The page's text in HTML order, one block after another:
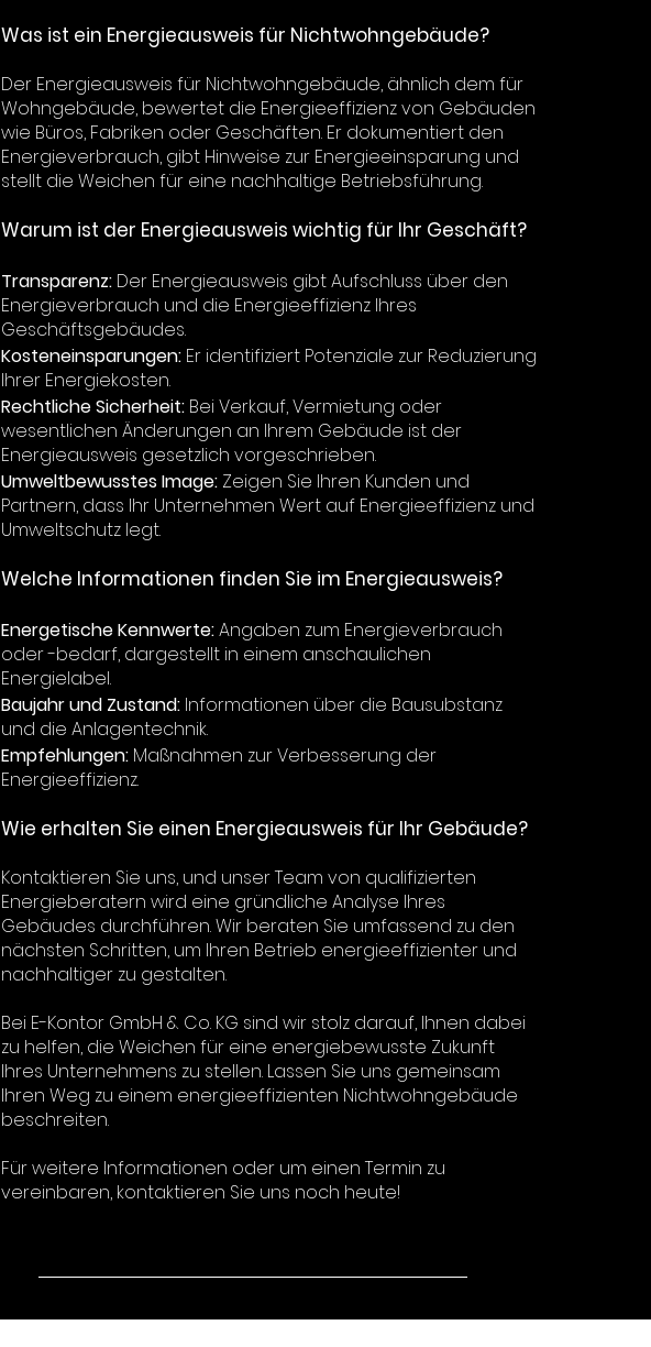
Was ist ein Energieausweis für Nichtwohngebäude?
Der Energieausweis für Nichtwohngebäude, ähnlich dem für
Wohngebäude, bewertet die Energieeffizienz von Gebäuden
wie Büros, Fabriken oder Geschäften. Er dokumentiert den
Energieverbrauch, gibt Hinweise zur Energieeinsparung und
stellt die Weichen für eine nachhaltige Betriebsführung.
Warum ist der Energieausweis wichtig für Ihr Geschäft?
Transparenz:Der Energieausweis gibt Aufschluss über den
Energieverbrauch und die Energieeffizienz Ihres
Geschäftsgebäudes.
Kosteneinsparungen: Er identifiziert Potenziale zur Reduzierung
Ihrer Energiekosten.
Rechtliche Sicherheit: Bei Verkauf, Vermietung oder
wesentlichen Änderungen an Ihrem Gebäude ist der
Energieausweis gesetzlich vorgeschrieben.
Umweltbewusstes Image:Zeigen Sie Ihren Kunden und
Partnern, dass Ihr Unternehmen Wert auf Energieeffizienz und
Umweltschutz legt.
Welche Informationen finden Sie im Energieausweis?
Energetische Kennwerte:Angaben zum Energieverbrauch
oder -bedarf, dargestellt in einem anschaulichen
Energielabel.
Baujahr und Zustand: Informationen über die Bausubstanz
und die Anlagentechnik.
Empfehlungen: Maßnahmen zur Verbesserung der
Energieeffizienz.
Wie erhalten Sie einen Energieausweis für Ihr Gebäude?
Kontaktieren Sie uns, und unser Team von qualifizierten
Energieberatern wird eine gründliche Analyse Ihres
Gebäudes durchführen. Wir beraten Sie umfassend zu den
nächsten Schritten, um Ihren Betrieb energieeffizienter und
nachhaltiger zu gestalten.
Bei E-Kontor GmbH & Co. KG sind wir stolz darauf, Ihnen dabei
zu helfen, die Weichen für eine energiebewusste Zukunft
Ihres Unternehmens zu stellen. Lassen Sie uns gemeinsam
Ihren Weg zu einem energieeffizienten Nichtwohngebäude
beschreiten.
Für weitere Informationen oder um einen Termin zu
vereinbaren, kontaktieren Sie uns noch heute!